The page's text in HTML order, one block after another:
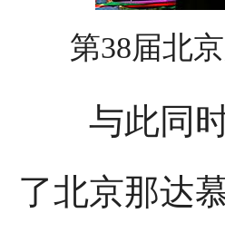
第38届北
与此同时
了北京那达